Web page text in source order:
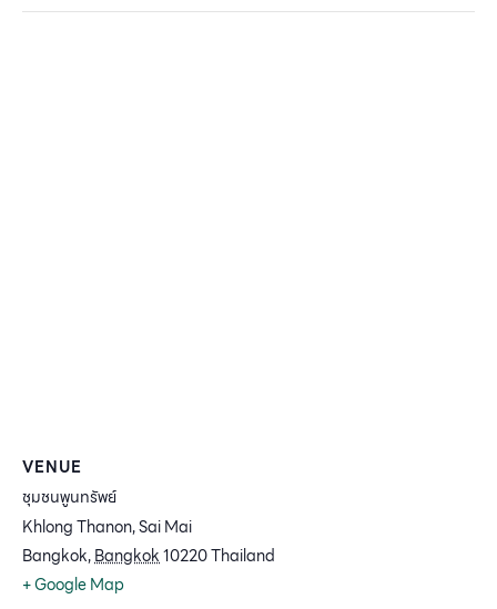
VENUE
ชุมชนพูนทรัพย์
Khlong Thanon, Sai Mai
Bangkok,Bangkok10220Thailand
+ Google Map